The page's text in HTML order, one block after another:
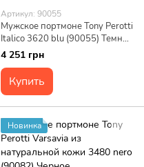
Артикул: 90055
Мужское портмоне Tony Perotti
Italico 3620 blu (90055) Темно-
синее
4 251 грн
Купить
Новинка